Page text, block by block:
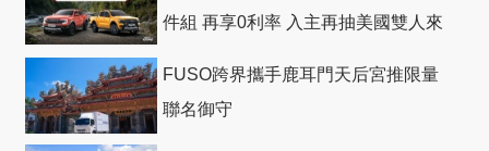
件組 再享0利率 入主再抽美國雙人來
FUSO跨界攜手鹿耳門天后宮推限量
聯名御守